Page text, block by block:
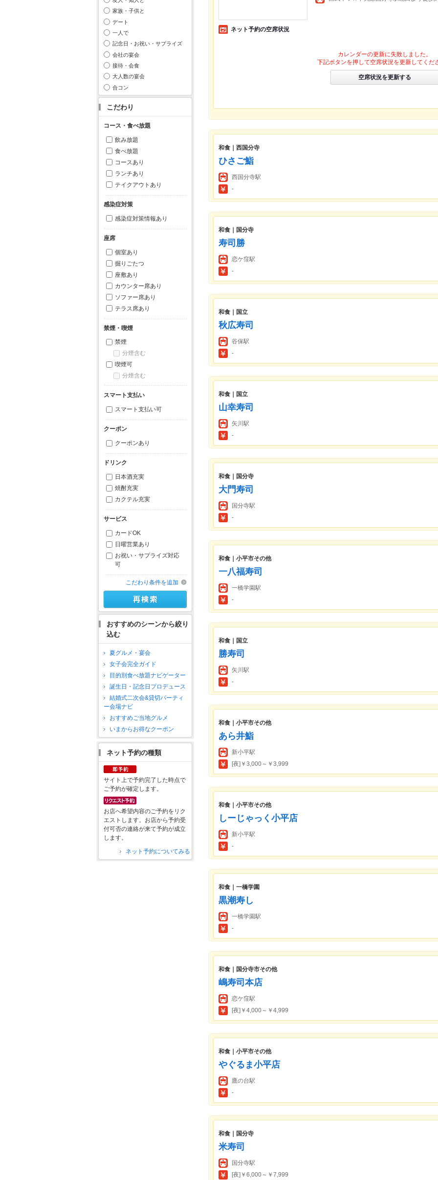
家族・子供と
デート
一人で
記念日・お祝い・サプライズ
会社の宴会
接待・会食
大人数の宴会
合コン
こだわり
コース・食べ放題
飲み放題
食べ放題
コースあり
ランチあり
テイクアウトあり
感染症対策
感染症対策情報あり
座席
個室あり
掘りごたつ
座敷あり
カウンター席あり
ソファー席あり
テラス席あり
禁煙・喫煙
禁煙
分煙含む
喫煙可
分煙含む
スマート支払い
スマート支払い可
クーポン
クーポンあり
ドリンク
日本酒充実
焼酎充実
カクテル充実
サービス
カードOK
日曜営業あり
お祝い・サプライズ対応
可
こだわり条件を追加
おすすめのシーンから絞り
込む
夏グルメ・宴会
女子会完全ガイド
目的別食べ放題ナビゲーター
誕生日・記念日プロデュース
結婚式二次会&貸切パーティ
ー会場ナビ
おすすめご当地グルメ
いまからお得なクーポン
ネット予約の種類
サイト上で予約完了した時点で
ご予約が確定します。
お店へ希望内容のご予約をリク
エストします。お店から予約受
付可否の連絡が来て予約が成立
します。
ネット予約についてみる
ネット予約の空席状況
カレンダーの更新に失敗しました。
下記ボタンを押して空席状況を更新してくだ
空席状況を更新する
和食｜西国分寺
ひさご鮨
西国分寺駅
-
和食｜国分寺
寿司勝
恋ケ窪駅
-
和食｜国立
秋広寿司
谷保駅
-
和食｜国立
山幸寿司
矢川駅
-
和食｜国分寺
大門寿司
国分寺駅
-
和食｜小平市その他
一八福寿司
一橋学園駅
-
和食｜国立
勝寿司
矢川駅
-
和食｜小平市その他
あら井鮨
新小平駅
[夜]￥3,000～￥3,999
和食｜小平市その他
しーじゃっく小平店
新小平駅
-
和食｜一橋学園
黒潮寿し
一橋学園駅
-
和食｜国分寺市その他
嶋寿司本店
恋ケ窪駅
[夜]￥4,000～￥4,999
和食｜小平市その他
やぐるま小平店
鷹の台駅
-
和食｜国分寺
米寿司
国分寺駅
[夜]￥6,000～￥7,999